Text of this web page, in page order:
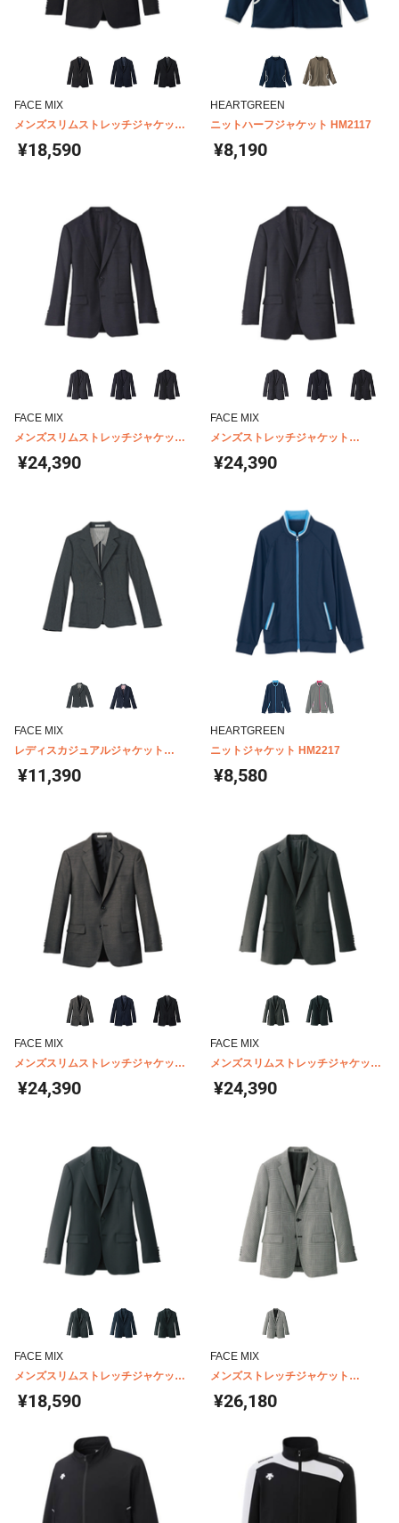
FACE MIX
メンズスリムストレッチジャケット
FJ0009M
¥18,590
HEARTGREEN
ニットハーフジャケット HM2117
¥8,190
FACE MIX
メンズスリムストレッチジャケット
FJ0021M
¥24,390
FACE MIX
メンズストレッチジャケット
FJ0020M
¥24,390
FACE MIX
レディスカジュアルジャケット
FJ0311L
¥11,390
HEARTGREEN
ニットジャケット HM2217
¥8,580
FACE MIX
メンズスリムストレッチジャケット
FJ0007M
¥24,390
FACE MIX
メンズスリムストレッチジャケット
FJ0012M
¥24,390
FACE MIX
メンズスリムストレッチジャケット
FJ0014M
¥18,590
FACE MIX
メンズストレッチジャケット
FJ0015M
¥26,180